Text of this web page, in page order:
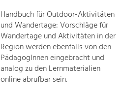
Handbuch für Outdoor-Aktivitäten
und Wandertage: Vorschläge für
Wandertage und Aktivitäten in der
Region werden ebenfalls von den
PädagogInnen eingebracht und
analog zu den Lernmaterialien
online abrufbar sein.